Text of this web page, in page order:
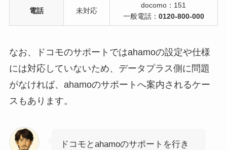
電話 未対応
docomo：151
一般電話： 0120-800-000
なお、ドコモのサポートではahamoの設定や仕様
には対応していないため、データプラス側に問題
がなければ、ahamoのサポートへ案内されるケー
スもあります。
ドコモとahamoのサポートを行き